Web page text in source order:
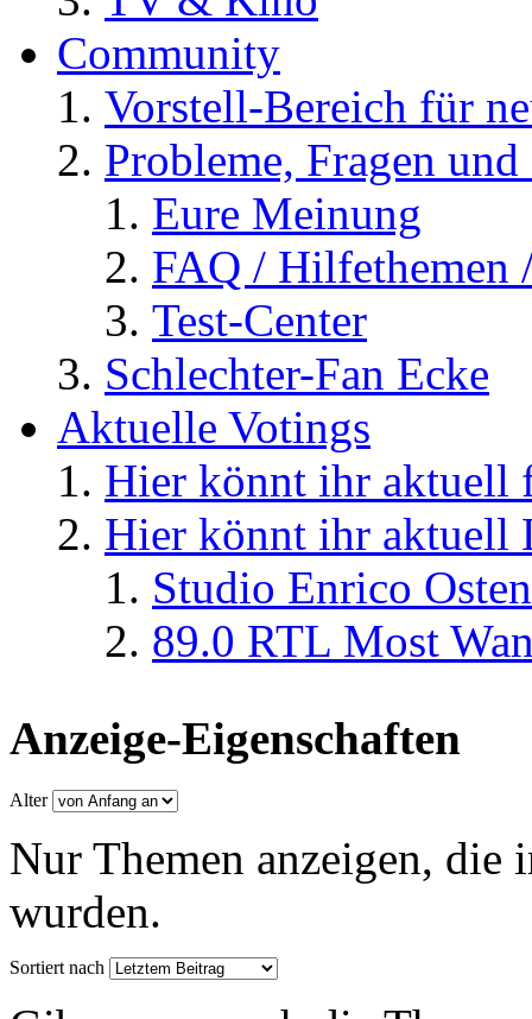
Community
Vorstell-Bereich für
Probleme, Fragen
Eure Meinung
FAQ / Hilfethemen
Test-Center
Schlechter-Fan Ecke
Aktuelle Votings
Hier könnt ihr aktuell
Hier könnt ihr aktuell
Studio Enrico
89.0 RTL Most
Anzeige-Eigenschaften
Alter
Nur Themen anzeigen, die
wurden.
Sortiert nach